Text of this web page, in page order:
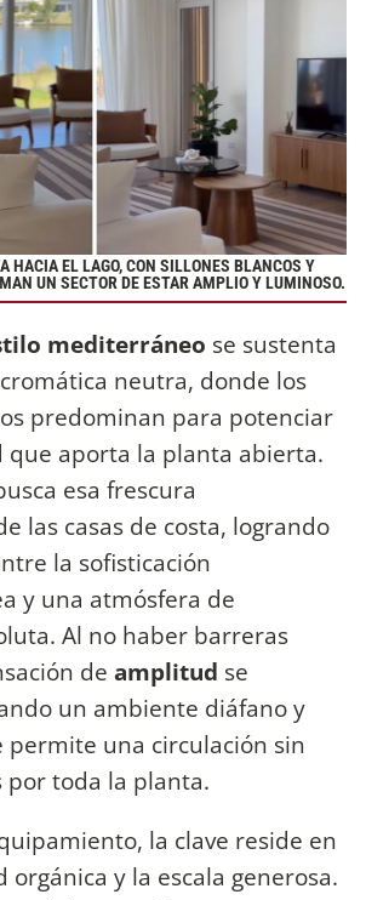
HACIA EL LAGO, CON SILLONES BLANCOS Y
UN SECTOR DE ESTAR AMPLIO Y LUMINOSO.
mediterráneo se sustenta
neutra, donde los
predominan para potenciar
que aporta la planta abierta.
esa frescura
las casas de costa, logrando
la sofisticación
y una atmósfera de
Al no haber barreras
de amplitud se
un ambiente diáfano y
permite una circulación sin
toda la planta.
la clave reside en
y la escala generosa.